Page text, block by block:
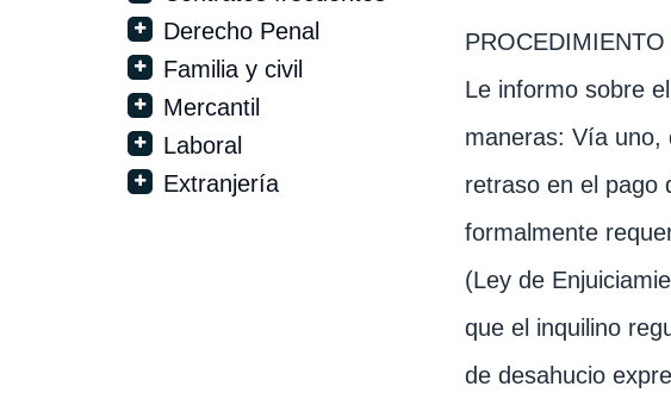
Derecho Penal
Familia y civil
Mercantil
Laboral
Extranjería
Le informo sobre
maneras: Vía uno,
retraso en el pago
formalmente
(Ley de
que el inquilino
de desahucio